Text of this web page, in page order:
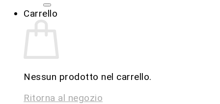
Carrello
Nessun prodotto nel carrello.
Ritorna al negozio